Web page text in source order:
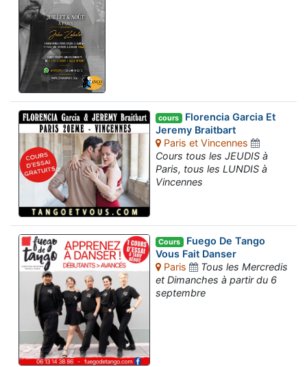
cours Florencia Garcia Et
Jeremy Braitbart
Paris et Vincennes
Cours tous les JEUDIS à
Paris, tous les LUNDIS à
Vincennes
Cours Fuego De Tango
Vous Fait Danser
Paris
Tous les Mercredis
et Dimanches à partir du 6
septembre